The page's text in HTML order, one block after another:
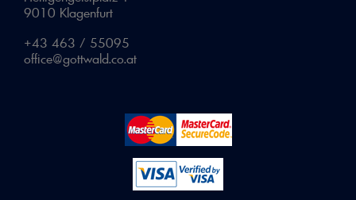
9010 Klagenfurt
+43 463 / 55095
office@gottwald.co.at